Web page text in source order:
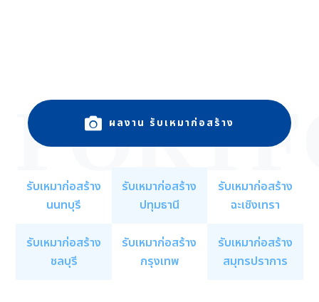
ผลงาน รับเหมาก่อสร้าง
รับเหมาก่อสร้าง
นนทบุรี
รับเหมาก่อสร้าง
ปทุมธานี
รับเหมาก่อสร้าง
ฉะเชิงเทรา
รับเหมาก่อสร้าง
ชลบุรี
รับเหมาก่อสร้าง
กรุงเทพ
รับเหมาก่อสร้าง
สมุทรปราการ